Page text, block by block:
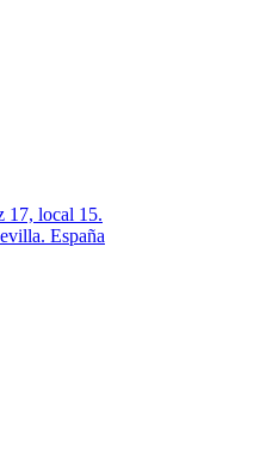
17, local 15.
España